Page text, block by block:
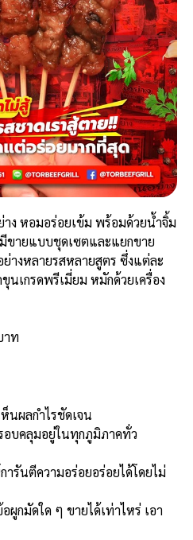
ง หอมอร่อยเข้ม พร้อมด้วยน้ำจิ้ม
ขายแบบชุดเซตและแยกขาย
ย่างหลายรสหลายสูตร ซึ่งแต่ละ
นเกรดพรีเมี่ยม หมักด้วยเครื่อง
าท
นผลกำไรชัดเจน
อบคลุมอยู่ในทุกภูมิภาคทั่ว
รันตีความอร่อยอร่อยได้โดยไม่
ผูกมัดใด ๆ ขายได้เท่าไหร่ เอา